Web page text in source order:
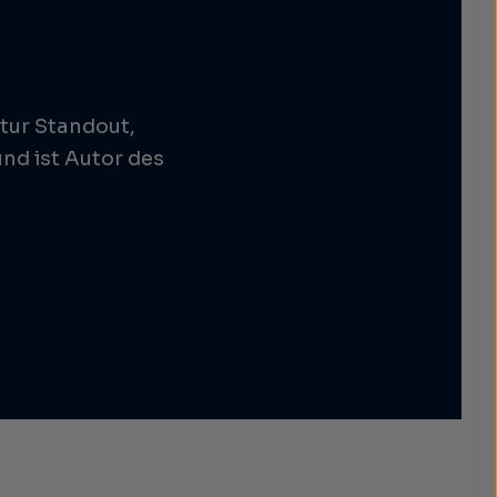
Standout,
ist Autor des